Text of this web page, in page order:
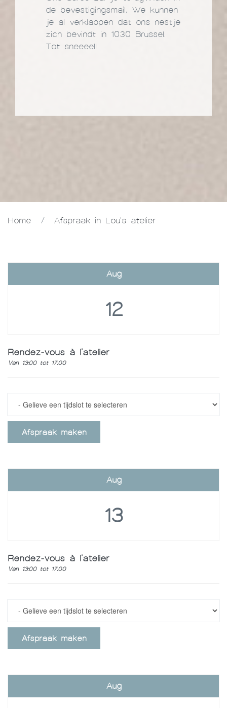
de bevestigingsmail. We kunnen
je al verklappen dat ons nestje
zich bevindt in 1030 Brussel.
Tot sneeeel!
Home / Afspraak in Lou's atelier
Aug
12
Rendez-vous à l'atelier
Van 13:00 tot 17:00
Afspraak maken
Aug
13
Rendez-vous à l'atelier
Van 13:00 tot 17:00
Afspraak maken
Aug